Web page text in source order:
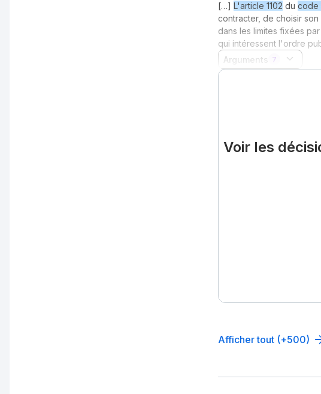
[…] L'article 1102 du code
contracter, de choisir
dans les limites fixées
qui intéressent l'ordre
Arguments 7
Voir les
Afficher tout (+500)